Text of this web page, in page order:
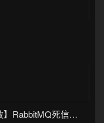
【延时任务处理、订单失效】RabbitMQ死信队列实现